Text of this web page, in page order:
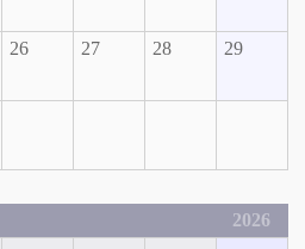
26 27 28 29
2026